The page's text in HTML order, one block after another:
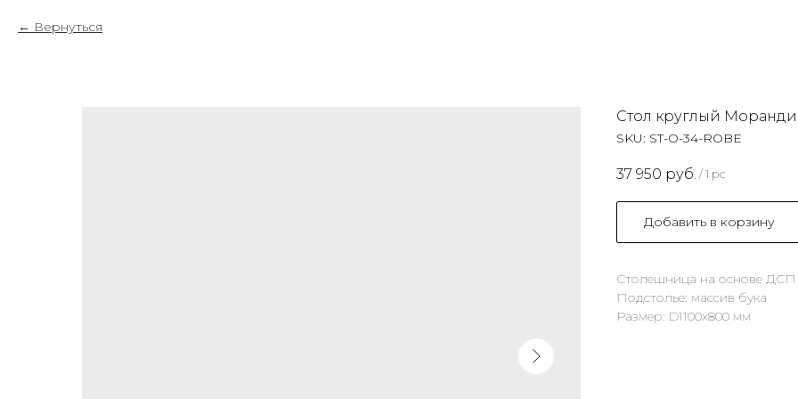
Вернуться
Стол круглый Моранди
SKU: ST-O-34-ROBE
37 950 руб. / 1 pc
Добавить в корзину
Столешница на основе
Подстолье: массив бука
Размер: D1100х800 мм